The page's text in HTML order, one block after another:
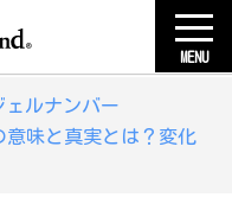
MENU
ェルナンバー
意味と真実とは？変化